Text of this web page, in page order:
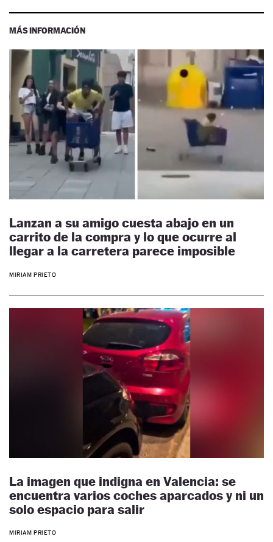
MÁS INFORMACIÓN
Lanzan a su amigo cuesta abajo en un
carrito de la compra y lo que ocurre al
llegar a la carretera parece imposible
MIRIAM PRIETO
La imagen que indigna en Valencia: se
encuentra varios coches aparcados y ni un
solo espacio para salir
MIRIAM PRIETO